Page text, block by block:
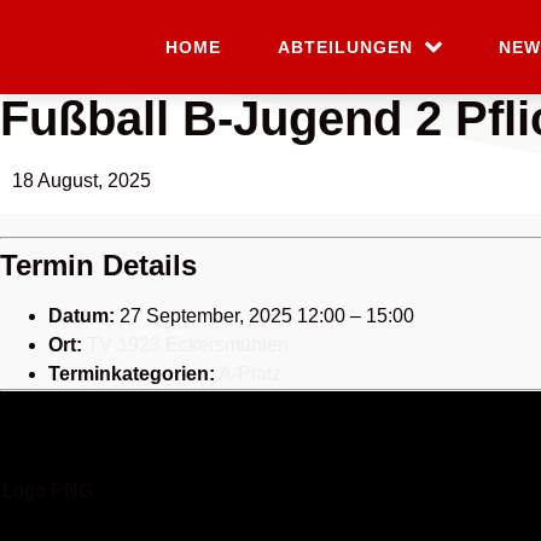
HOME ABTEILUNGEN
Fußball B-Jugend 2
18 August, 2025
Termin Details
Datum: 27 September, 2025 12:00 – 15:00
Ort:
Terminkategorien: